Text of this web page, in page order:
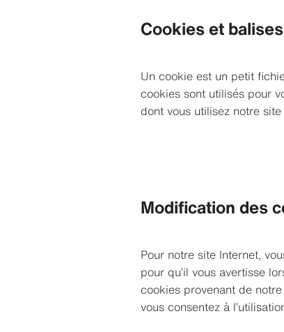
Cookies et
Un cookie est un petit
cookies sont utilisés pour
dont vous utilisez notre site
Modification des
Pour notre site Internet,
pour qu’il vous avertisse
cookies provenant de
vous consentez à